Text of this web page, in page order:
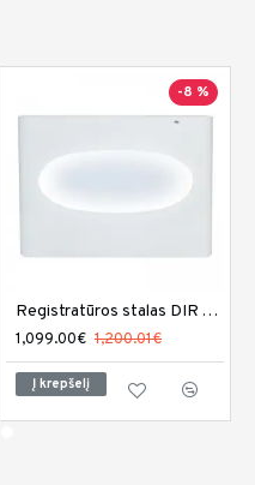
-8 %
Registratūros stalas DIR Acquario su LED apšvietimu
1,099.00€ 1,200.01€
Į krepšelį